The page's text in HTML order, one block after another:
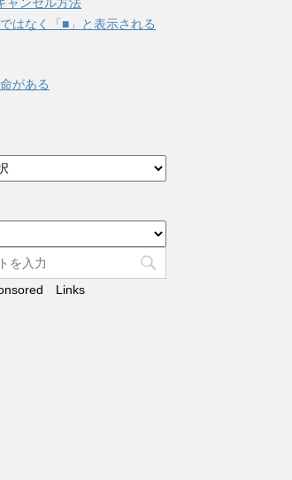
はなく「■」と表示される
がある
Links